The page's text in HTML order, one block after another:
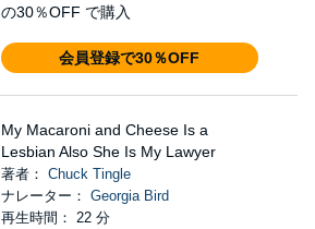
の30％OFF で購入
会員登録で30％OFF
My Macaroni and Cheese Is a
Lesbian Also She Is My Lawyer
著者： Chuck Tingle
ナレーター： Georgia Bird
再生時間： 22 分